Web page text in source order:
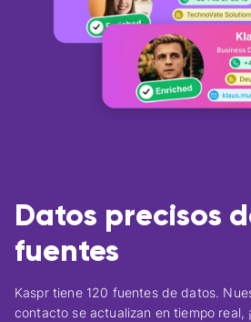
Datos precisos
fuentes
Kaspr tiene 120 fuentes de datos.
contacto se actualizan en tiempo real,